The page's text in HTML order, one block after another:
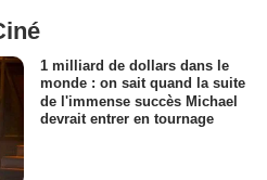
1 milliard de dollars dans le
monde : on sait quand la suite
de l'immense succès Michael
devrait entrer en tournage